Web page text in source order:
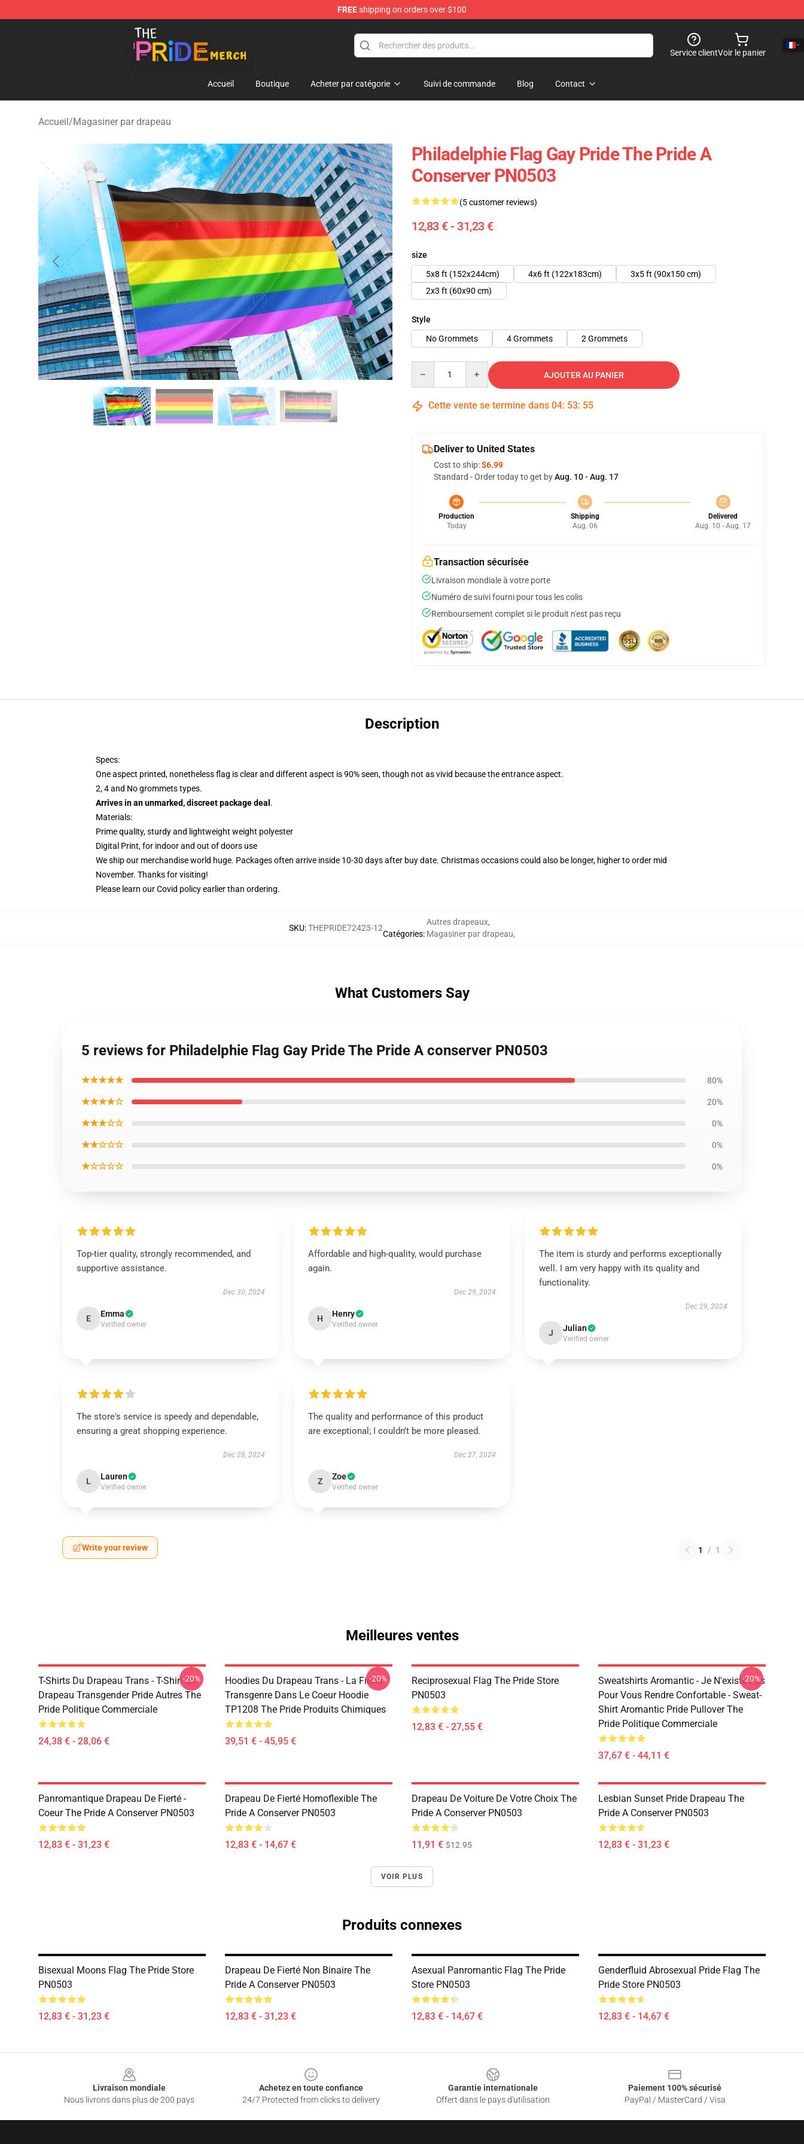
FREEshipping on orders over $100
The Pride Shop - Official The Pride Merchandise Store
Service clientVoir le panier
Accueil Boutique Acheter par catégorie Suivi de commande Blog Contact
Accueil/Magasiner par drapeau
Philadelphie Flag Gay Pride The Pride A
Conserver PN0503
(5 customer reviews)
12,83 € - 31,23 €
size
5x8 ft (152x244cm)
4x6 ft (122x183cm)
3x5 ft (90x150 cm)
2x3 ft (60x90 cm)
Style
No Grommets
4 Grommets 2 Grommets
AJOUTER AU PANIER
Cette vente se termine dans 04: 53: 54
Deliver to United States
Cost to ship:$6.99
Standard - Order today to get byAug. 10 - Aug. 17
Production
Today
Shipping
Aug. 06
Delivered
Aug. 10 - Aug. 17
Transaction sécurisée
Livraison mondiale à votre porte
Numéro de suivi fourni pour tous les colis
Remboursement complet si le produit n'est pas reçu
Description
Specs:
One aspect printed, nonetheless flag is clear and different aspect is 90% seen, though not as vivid because the entrance aspect.
2, 4 and No grommets types.
Arrives in an unmarked, discreet package deal .
Materials:
Prime quality, sturdy and lightweight weight polyester
Digital Print, for indoor and out of doors use
We ship our merchandise world huge. Packages often arrive inside 10-30 days after buy date. Christmas occasions could also be longer, higher to order mid
November. Thanks for visiting!
Please learn our Covid policyearlier than ordering.
SKU:THEPRIDE72423-12
Catégories:
Autres drapeaux,
Magasiner par drapeau,
What Customers Say
5 reviews for Philadelphie Flag Gay Pride The Pride A conserver PN0503
★★★★★ 80%
★★★★☆ 20%
★★★☆☆ 0%
★★☆☆☆ 0%
★☆☆☆☆ 0%
Top-tier quality, strongly recommended, and
supportive assistance.
Dec 30, 2024
E Emma
Verified owner
Affordable and high-quality, would purchase
again.
Dec 29, 2024
H Henry
Verified owner
The item is sturdy and performs exceptionally
well. I am very happy with its quality and
functionality.
Dec 29, 2024
J Julian
Verified owner
The store's service is speedy and dependable,
ensuring a great shopping experience.
Dec 28, 2024
L Lauren
Verified owner
The quality and performance of this product
are exceptional; I couldn’t be more pleased.
Dec 27, 2024
Z Zoe
Verified owner
Write your review 1 / 1
Meilleures ventes
T-Shirts Du Drapeau Trans - T-Shirt De
Drapeau Transgender Pride Autres The
Pride Politique Commerciale
24,38 € - 28,06 €
-20%
Hoodies Du Drapeau Trans - La Fierté
Transgenre Dans Le Coeur Hoodie
TP1208 The Pride Produits Chimiques
39,51 € - 45,95 €
-20%
Reciprosexual Flag The Pride Store
PN0503
12,83 € - 27,55 €
Sweatshirts Aromantic - Je N'existe Pas
Pour Vous Rendre Confortable - Sweat-
Shirt Aromantic Pride Pullover The
Pride Politique Commerciale
37,67 € - 44,11 €
-20%
Panromantique Drapeau De Fierté -
Coeur The Pride A Conserver PN0503
12,83 € - 31,23 €
Drapeau De Fierté Homoflexible The
Pride A Conserver PN0503
12,83 € - 14,67 €
Drapeau De Voiture De Votre Choix The
Pride A Conserver PN0503
11,91 € $12.95
Lesbian Sunset Pride Drapeau The
Pride A Conserver PN0503
12,83 € - 31,23 €
VOIR PLUS
Produits connexes
Bisexual Moons Flag The Pride Store
PN0503
12,83 € - 31,23 €
Drapeau De Fierté Non Binaire The
Pride A Conserver PN0503
12,83 € - 31,23 €
Asexual Panromantic Flag The Pride
Store PN0503
12,83 € - 14,67 €
Genderfluid Abrosexual Pride Flag The
Pride Store PN0503
12,83 € - 14,67 €
Livraison mondiale
Nous livrons dans plus de 200 pays
Achetez en toute confiance
24/7 Protected from clicks to delivery
Garantie internationale
Offert dans le pays d'utilisation
Paiement 100% sécurisé
PayPal / MasterCard / Visa